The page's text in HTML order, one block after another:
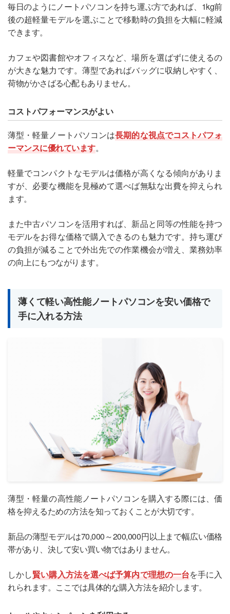
毎日のようにノートパソコンを持ち運ぶ方であれば、1kg前
後の超軽量モデルを選ぶことで移動時の負担を大幅に軽減
できます。
カフェや図書館やオフィスなど、場所を選ばずに使えるの
が大きな魅力です。薄型であればバッグに収納しやすく、
荷物がかさばる心配もありません。
コストパフォーマンスがよい
薄型・軽量ノートパソコンは長期的な視点でコストパフォ
ーマンスに優れています。
軽量でコンパクトなモデルは価格が高くなる傾向がありま
すが、必要な機能を見極めて選べば無駄な出費を抑えられ
ます。
また中古パソコンを活用すれば、新品と同等の性能を持つ
モデルをお得な価格で購入できるのも魅力です。持ち運び
の負担が減ることで外出先での作業機会が増え、業務効率
の向上にもつながります。
薄くて軽い高性能ノートパソコンを安い価格で
手に入れる方法
薄型・軽量の高性能ノートパソコンを購入する際には、価
格を抑えるための方法を知っておくことが大切です。
新品の薄型モデルは70,000～200,000円以上まで幅広い価格
帯があり、決して安い買い物ではありません。
しかし賢い購入方法を選べば予算内で理想の一台を手に入
れられます。ここでは具体的な購入方法を紹介します。